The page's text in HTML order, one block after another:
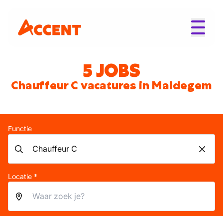
5 JOBS
Chauffeur C vacatures in Maldegem
Functie
Locatie *